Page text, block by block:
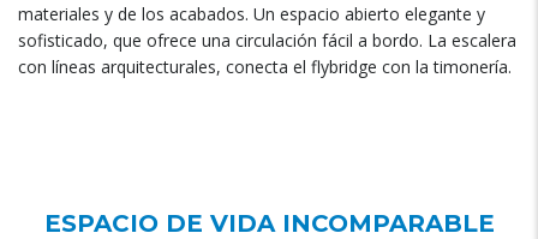
materiales y de los acabados. Un espacio abierto elegante y
sofisticado, que ofrece una circulación fácil a bordo. La escalera
con líneas arquitecturales, conecta el flybridge con la timonería.
ESPACIO DE VIDA INCOMPARABLE